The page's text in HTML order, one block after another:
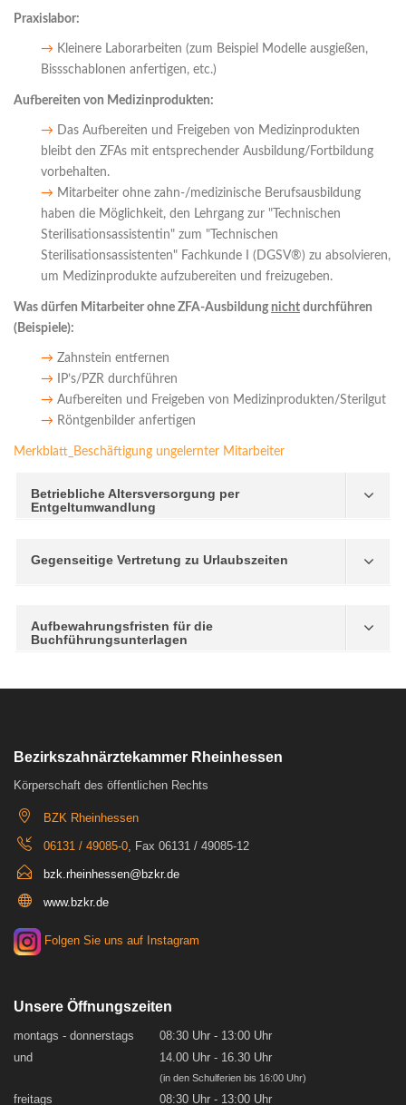
Praxislabor:
→ Kleinere Laborarbeiten (zum Beispiel Modelle ausgießen,
Bissschablonen anfertigen, etc.)
Aufbereiten von Medizinprodukten:
→ Das Aufbereiten und Freigeben von Medizinprodukten
bleibt den ZFAs mit entsprechender Ausbildung/Fortbildung
vorbehalten.
→ Mitarbeiter ohne zahn-/medizinische Berufsausbildung
haben die Möglichkeit, den Lehrgang zur "Technischen
Sterilisationsassistentin" zum "Technischen
Sterilisationsassistenten" Fachkunde I (DGSV®) zu absolvieren,
um Medizinprodukte aufzubereiten und freizugeben.
Was dürfen Mitarbeiter ohne ZFA-Ausbildung nicht durchführen
(Beispiele):
→ Zahnstein entfernen
→ IP’s/PZR durchführen
→ Aufbereiten und Freigeben von Medizinprodukten/Sterilgut
→ Röntgenbilder anfertigen
Merkblatt_Beschäftigung ungelernter Mitarbeiter
Betriebliche Altersversorgung per
Entgeltumwandlung
Gegenseitige Vertretung zu Urlaubszeiten
Aufbewahrungsfristen für die
Buchführungsunterlagen
Bezirkszahnärztekammer Rheinhessen
Körperschaft des öffentlichen Rechts
BZK Rheinhessen
06131 / 49085-0 , Fax 06131 / 49085-12
bzk.rheinhessen@bzkr.de
www.bzkr.de
Folgen Sie uns auf Instagram
Unsere Öffnungszeiten
montags - donnerstags
08:30 Uhr - 13:00 Uhr
und
14.00 Uhr - 16.30 Uhr
(in den Schulferien bis 16:00 Uhr)
freitags 08:30 Uhr - 13:00 Uhr